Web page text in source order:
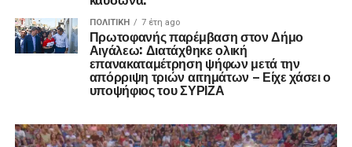
ΠΟΛΙΤΙΚΉ 7 έτη ago
Πρωτοφανής παρέμβαση στον Δήμο
Αιγάλεω: Διατάχθηκε ολική
επανακαταμέτρηση ψήφων μετά την
απόρριψη τριών αιτημάτων – Είχε χάσει ο
υποψήφιος του ΣΥΡΙΖΑ